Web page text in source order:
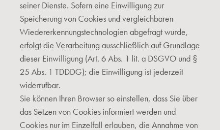
seiner Dienste. Sofern eine Einwilligung zur
Speicherung von Cookies und vergleichbaren
Wiedererkennungstechnologien abgefragt wurde,
erfolgt die Verarbeitung ausschließlich auf Grundlage
dieser Einwilligung (Art. 6 Abs. 1 lit. a DSGVO und §
25 Abs. 1 TDDDG); die Einwilligung ist jederzeit
widerrufbar.
Sie können Ihren Browser so einstellen, dass Sie über
das Setzen von Cookies informiert werden und
Cookies nur im Einzelfall erlauben, die Annahme von